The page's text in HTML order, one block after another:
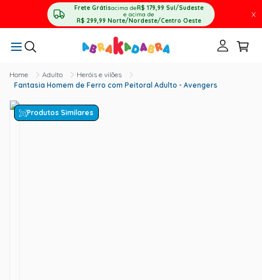
Frete Grátisacima deR$ 179,99 Sul/Sudeste
e acima de
R$ 299,99 Norte/Nordeste/Centro Oeste
X
Adulto
Heróis e vilões
Fantasia Homem de Ferro com Peitoral Adulto - Avengers
Produtos Similares